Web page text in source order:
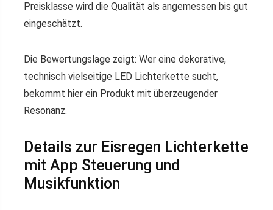
Preisklasse wird die Qualität als angemessen bis gut
eingeschätzt.
Die Bewertungslage zeigt: Wer eine dekorative,
technisch vielseitige LED Lichterkette sucht,
bekommt hier ein Produkt mit überzeugender
Resonanz.
Details zur Eisregen Lichterkette
mit App Steuerung und
Musikfunktion